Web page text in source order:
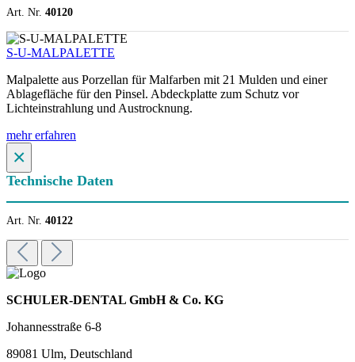
Art. Nr. 40120
S-U-MALPALETTE
Malpalette aus Porzellan für Malfarben mit 21 Mulden und einer
Ablagefläche für den Pinsel. Abdeckplatte zum Schutz vor
Lichteinstrahlung und Austrocknung.
mehr erfahren
×
Technische Daten
Art. Nr. 40122
SCHULER-DENTAL GmbH & Co. KG
Johannesstraße 6-8
89081 Ulm, Deutschland